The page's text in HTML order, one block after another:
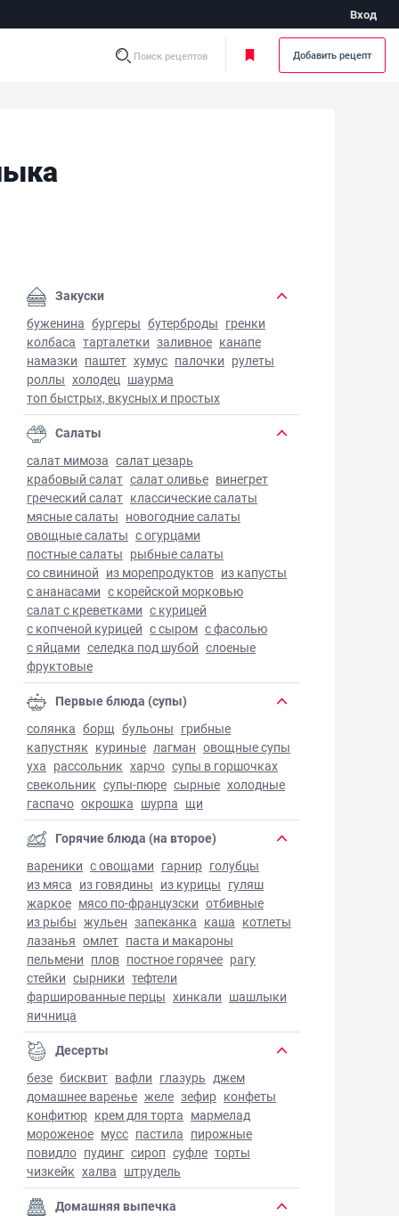
Вход
Поиск рецептов Добавить рецепт
луковый соус для шашлыка - фото готового блюда
Закуски
буженина бургеры бутерброды гренки
колбаса тарталетки заливное канапе
намазки паштет хумус палочки рулеты
роллы холодец шаурма
топ быстрых, вкусных и простых
Салаты
салат мимоза салат цезарь
крабовый салат салат оливье винегрет
греческий салат классические салаты
мясные салаты новогодние салаты
овощные салаты с огурцами
постные салаты рыбные салаты
со свининой из морепродуктов из капусты
с ананасами с корейской морковью
салат с креветками с курицей
с копченой курицей с сыром с фасолью
с яйцами селедка под шубой слоеные
фруктовые
Первые блюда (супы)
солянка борщ бульоны грибные
капустняк куриные лагман овощные супы
уха рассольник харчо супы в горшочках
свекольник супы-пюре сырные холодные
гаспачо окрошка шурпа щи
Горячие блюда (на второе)
вареники с овощами гарнир голубцы
из мяса из говядины из курицы гуляш
жаркое мясо по-французски отбивные
из рыбы жульен запеканка каша котлеты
лазанья омлет паста и макароны
пельмени плов постное горячее рагу
стейки сырники тефтели
фаршированные перцы хинкали шашлыки
яичница
Десерты
безе бисквит вафли глазурь джем
домашнее варенье желе зефир конфеты
конфитюр крем для торта мармелад
мороженое мусс пастила пирожные
повидло пудинг сироп суфле торты
чизкейк халва штрудель
Домашняя выпечка